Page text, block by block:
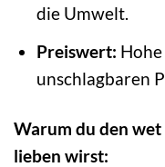
die Umwelt.
Preiswert:
unschlagbaren
Warum du den
lieben wirst: